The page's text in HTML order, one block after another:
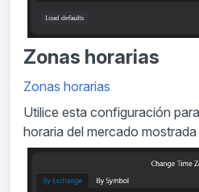
Zonas horarias
Zonas horarias
Utilice esta configuración
horaria del mercado